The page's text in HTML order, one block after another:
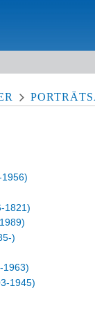
1821)
)
1963)
1945)